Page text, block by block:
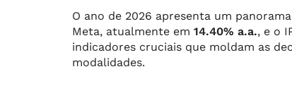
O ano de 2026 apresenta um
Meta, atualmente em 14.40% a.a., e o
indicadores cruciais que moldam as
modalidades.